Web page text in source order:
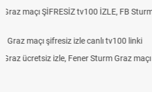
Beklentiler
12. Yargı Paketi Resmî Gazete'de
Fenerbahçe - Sturm Graz Maçı
Rövanşı Saat Kaçta, Hangi Kanalda?
Trabzonspor Avrupa Maçı Ne